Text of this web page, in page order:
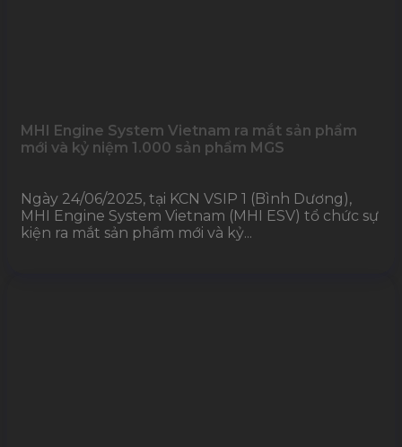
MHI Engine System Vietnam ra mắt sản phẩm
mới và kỷ niệm 1.000 sản phẩm MGS
Ngày 24/06/2025, tại KCN VSIP 1 (Bình Dương),
MHI Engine System Vietnam (MHI ESV) tổ chức sự
kiện ra mắt sản phẩm mới và kỷ...